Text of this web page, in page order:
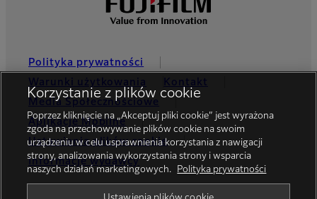
Polityka prywatności
Warunki użytkowania
Kontakt
Media Społecznościowe
Aplikacje Mobilne
Ustawienia plików cookie
Informacje wydawcy
Global site
Korzystanie z plików cookie
Poprzez kliknięcie na „Akceptuj pliki cookie” jest wyrażona
zgoda na przechowywanie plików cookie na swoim
urządzeniu w celu usprawnienia korzystania z nawigacji
strony, analizowania wykorzystania strony i wsparcia
naszych działań marketingowych.
Polityka prywatności